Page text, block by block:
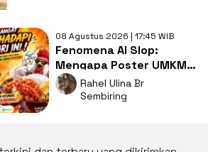
08 Agustus 2026 | 17:45 WIB
Fenomena AI Slop:
Mengapa Poster UMKM
Makin Seragam dan Bikin
Kita Bosan?
Rahel Ulina Br
Sembiring